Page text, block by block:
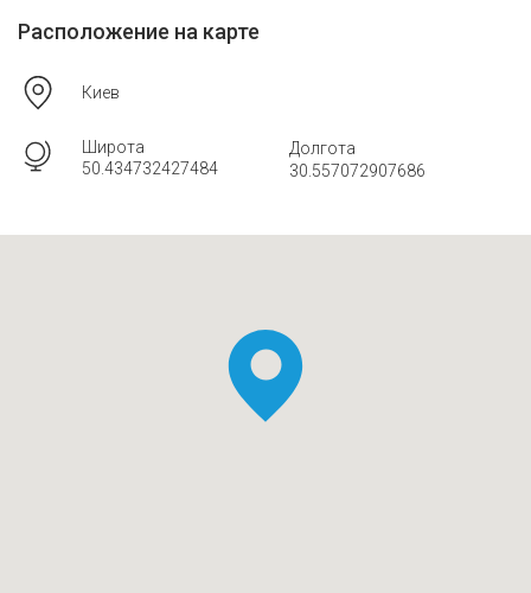
Расположение на карте
Киев
Широта
50.434732427484
Долгота
30.557072907686